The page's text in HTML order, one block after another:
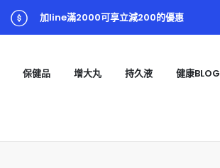
加line滿2000可享立減200的優惠
保健品 增大丸 持久液 健康BLOG